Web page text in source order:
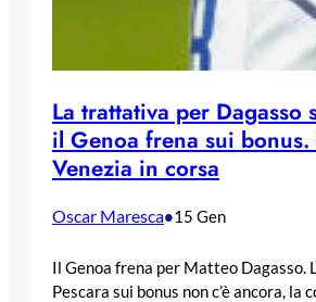
La trattativa per Dagasso
il Genoa frena sui
Venezia in corsa
Oscar Maresca•15 Gen
Il Genoa frena per Matteo Dagasso.
Pescara sui bonus non c’è ancora, la